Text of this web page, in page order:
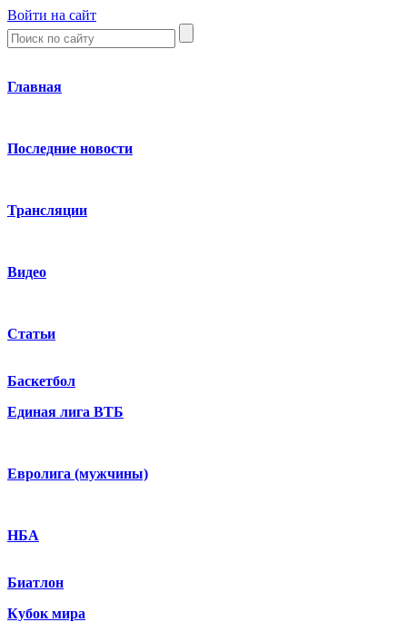
Войти на сайт
Главная
Последние новости
Трансляции
Видео
Статьи
Баскетбол
Единая лига ВТБ
Евролига (мужчины)
НБА
Биатлон
Кубок мира